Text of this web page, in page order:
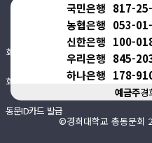
회비 안내
회비납부 현황
동문ID카드 발급
국민은행 817-
농협은행 053-
신한은행 100-
우리은행 845-
하나은행 178-
예금주경
©경희대학교 총동문